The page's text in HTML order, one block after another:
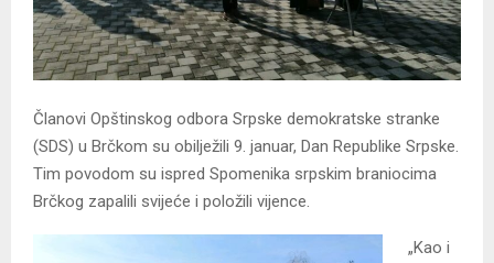
Članovi Opštinskog odbora Srpske demokratske stranke
(SDS) u Brčkom su obilježili 9. januar, Dan Republike Srpske.
Tim povodom su ispred Spomenika srpskim braniocima
Brčkog zapalili svijeće i položili vijence.
„Kao i